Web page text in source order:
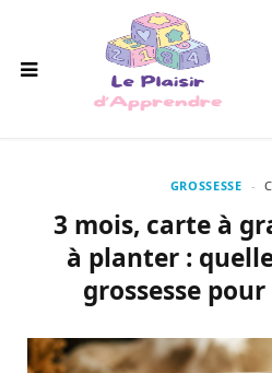
GROSSESSE
3 mois, carte à
à planter :
grossesse